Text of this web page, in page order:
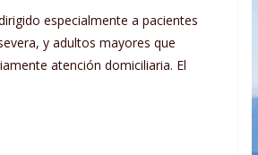
especialmente a pacientes
y adultos mayores que
atención domiciliaria. El